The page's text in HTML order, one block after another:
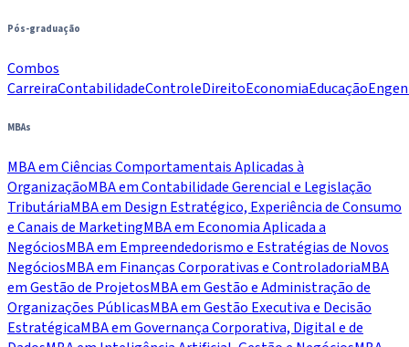
Pós-graduação
Combos
CarreiraContabilidadeControleDireitoEconomiaEducação
MBAs
MBA em Ciências Comportamentais Aplicadas à
OrganizaçãoMBA em Contabilidade Gerencial e Legislação
TributáriaMBA em Design Estratégico, Experiência de Consumo
e Canais de MarketingMBA em Economia Aplicada a
NegóciosMBA em Empreendedorismo e Estratégias de Novos
NegóciosMBA em Finanças Corporativas e ControladoriaMBA
em Gestão de ProjetosMBA em Gestão e Administração de
Organizações PúblicasMBA em Gestão Executiva e Decisão
EstratégicaMBA em Governança Corporativa, Digital e de